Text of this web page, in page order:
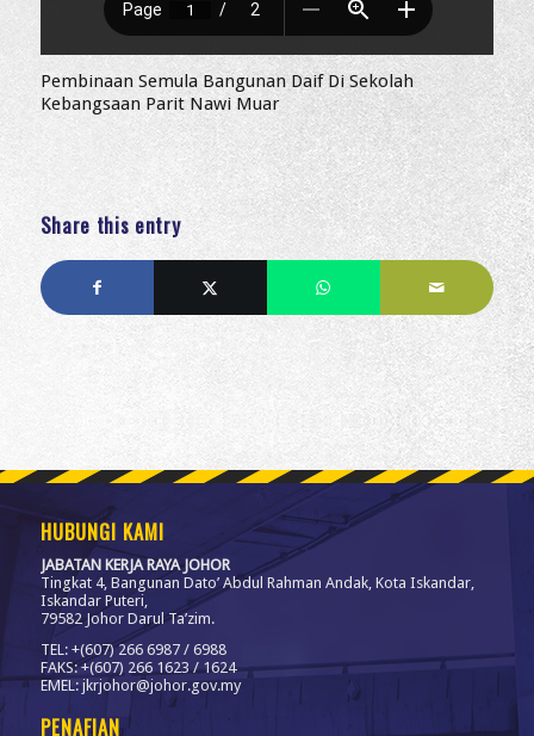
Pembinaan Semula Bangunan Daif Di Sekolah
Kebangsaan Parit Nawi Muar
Share this entry
HUBUNGI KAMI
JABATAN KERJA RAYA JOHOR
Tingkat 4, Bangunan Dato’ Abdul Rahman Andak, Kota Iskandar,
Iskandar Puteri,
79582 Johor Darul Ta’zim.
TEL: +(607) 266 6987 / 6988
FAKS: +(607) 266 1623 / 1624
EMEL: jkrjohor@johor.gov.my
PENAFIAN